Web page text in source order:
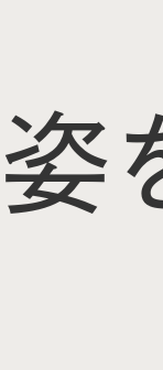
姿